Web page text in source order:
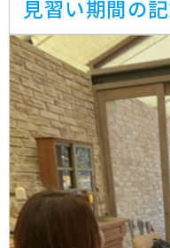
見習い期間の